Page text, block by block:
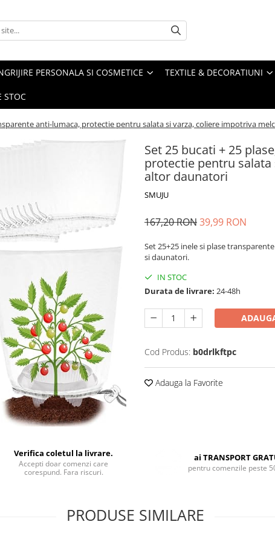
PERSONALA SI COSMETICE TEXTILE & DECORATIUNI
STOC
anti-lumaca, protectie pentru salata si varza, coliere impotriva
Set 25 bucati + 25
protectie pentru
altor daunatori
SMUJU
167,20 RON39,99 RON
Set 25+25 inele si plase
si daunatori.
IN STOC
Durata de livrare: 24-48h
Cod Produs: b0drlkftpc
Adauga la Favorite
Verifica coletul la livrare.
Accepti doar comenzi care
corespund. Fara riscuri.
ai TRANSPORT
pentru comenzile peste
PRODUSE SIMILARE